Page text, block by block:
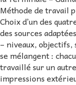
Méthode de travail
Choix d’un des
des sources
– niveaux,
se mélangent :
travaillé sur un
impressions